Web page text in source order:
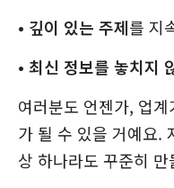
• 깊이 있는 주제를 지
• 최신 정보를 놓치지
여러분도 언젠가, 업
가 될 수 있을 거예요.
상 하나라도 꾸준히